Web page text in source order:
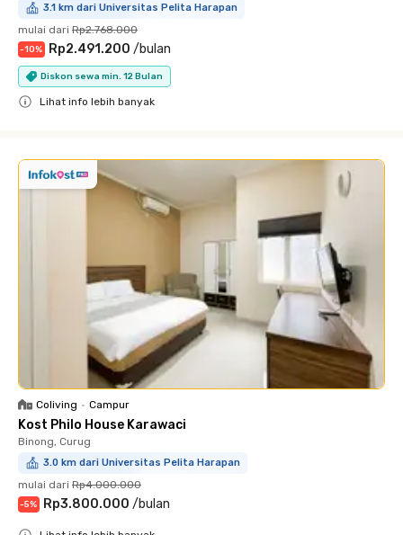
3.1 km dari Universitas Pelita Harapan
mulai dari Rp2.768.000
-10% Rp2.491.200 /bulan
Diskon sewa min. 12 Bulan
Lihat info lebih banyak
Coliving • Campur
Kost Philo House Karawaci
Binong, Curug
3.0 km dari Universitas Pelita Harapan
mulai dari Rp4.000.000
-5% Rp3.800.000 /bulan